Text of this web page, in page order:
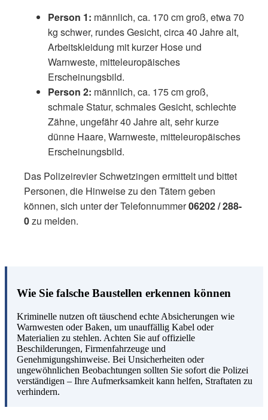
Person 1: männlich, ca. 170 cm groß, etwa 70
kg schwer, rundes Gesicht, circa 40 Jahre alt,
Arbeitskleidung mit kurzer Hose und
Warnweste, mitteleuropäisches
Erscheinungsbild.
Person 2: männlich, ca. 175 cm groß,
schmale Statur, schmales Gesicht, schlechte
Zähne, ungefähr 40 Jahre alt, sehr kurze
dünne Haare, Warnweste, mitteleuropäisches
Erscheinungsbild.
Das Polizeirevier Schwetzingen ermittelt und bittet
Personen, die Hinweise zu den Tätern geben
können, sich unter der Telefonnummer06202 / 288-
0zu melden.
Wie Sie falsche Baustellen erkennen können
Kriminelle nutzen oft täuschend echte Absicherungen wie
Warnwesten oder Baken, um unauffällig Kabel oder
Materialien zu stehlen. Achten Sie auf offizielle
Beschilderungen, Firmenfahrzeuge und
Genehmigungshinweise. Bei Unsicherheiten oder
ungewöhnlichen Beobachtungen sollten Sie sofort die Polizei
verständigen – Ihre Aufmerksamkeit kann helfen, Straftaten zu
verhindern.